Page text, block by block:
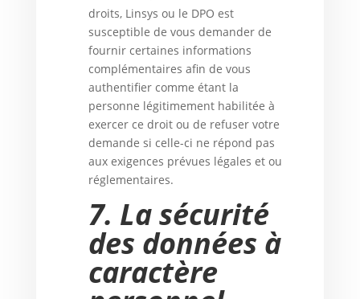
droits, Linsys ou le DPO est
susceptible de vous demander de
fournir certaines informations
complémentaires afin de vous
authentifier comme étant la
personne légitimement habilitée à
exercer ce droit ou de refuser votre
demande si celle-ci ne répond pas
aux exigences prévues légales et ou
réglementaires.
7. La sécurité
des données à
caractère